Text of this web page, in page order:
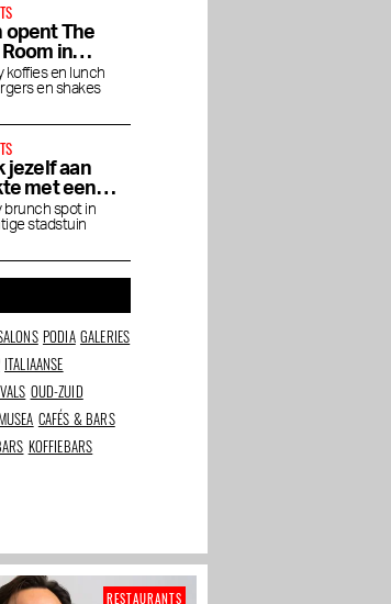
Royale
opent The
in
koffies en lunch
en shakes
jezelf aan
met een
Dignita
brunch spot in
stadstuin
PODIA GALERIES
ITALIAANSE
OUD-ZUID
CAFÉS & BARS
KOFFIEBARS
RESTAURANTS